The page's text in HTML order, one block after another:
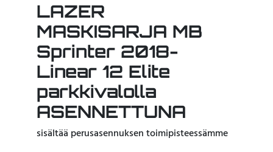
LAZER
MASKISARJA MB
Sprinter 2018-
Linear 12 Elite
parkkivalolla
ASENNETTUNA
sisältää perusasennuksen toimipisteessämme